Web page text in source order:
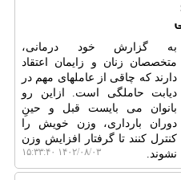
به گزارش خود درمانی،
متخصصان زنان و زایمان اعتقاد
دارند که چاقی از عاملهای مهم در
دیابت حاملگی است. ازاین رو
بانوان می بایست قبل و حینِ
دوران بارداری، وزن خویش را
کنترل کنند تا گرفتار افزایش وزن
نشوند.
۱۴۰۲/۰۸/۰۳ ۱۵:۳۳:۴۰